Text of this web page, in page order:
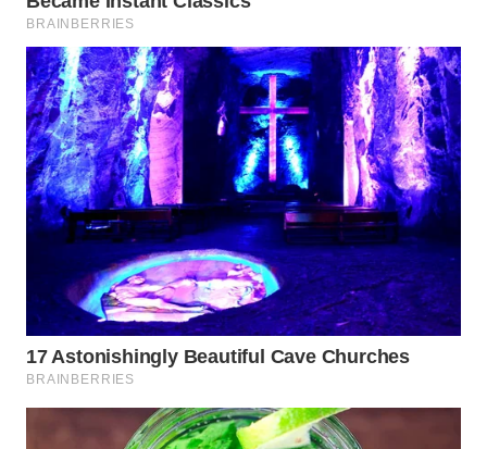
SUMEDANG
WN
CIANJUR
WN
KEPULAUAN
SERIBU
TANGERANG
WN
BINJAI
WN
CIREBON